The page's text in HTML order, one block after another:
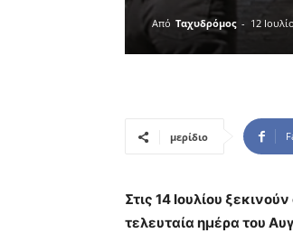
Από Ταχυδρόμος - 12
μερίδιο
Στις 14 Ιουλίου
τελευταία ημέρα του